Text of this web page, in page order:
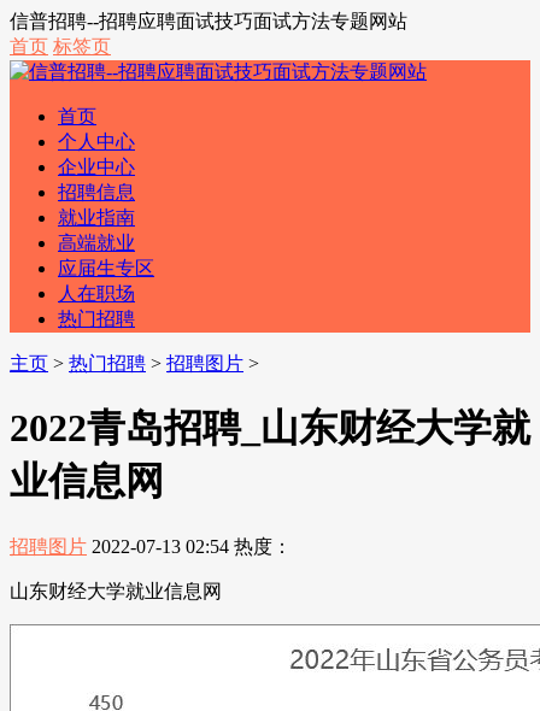
信普招聘--招聘应聘面试技巧面试方法专题网站
首页 标签页
首页
个人中心
企业中心
招聘信息
就业指南
高端就业
应届生专区
人在职场
热门招聘
主页 > 热门招聘 > 招聘图片 >
2022青岛招聘_山东财经大学就
业信息网
招聘图片 2022-07-13 02:54 热度：
山东财经大学就业信息网